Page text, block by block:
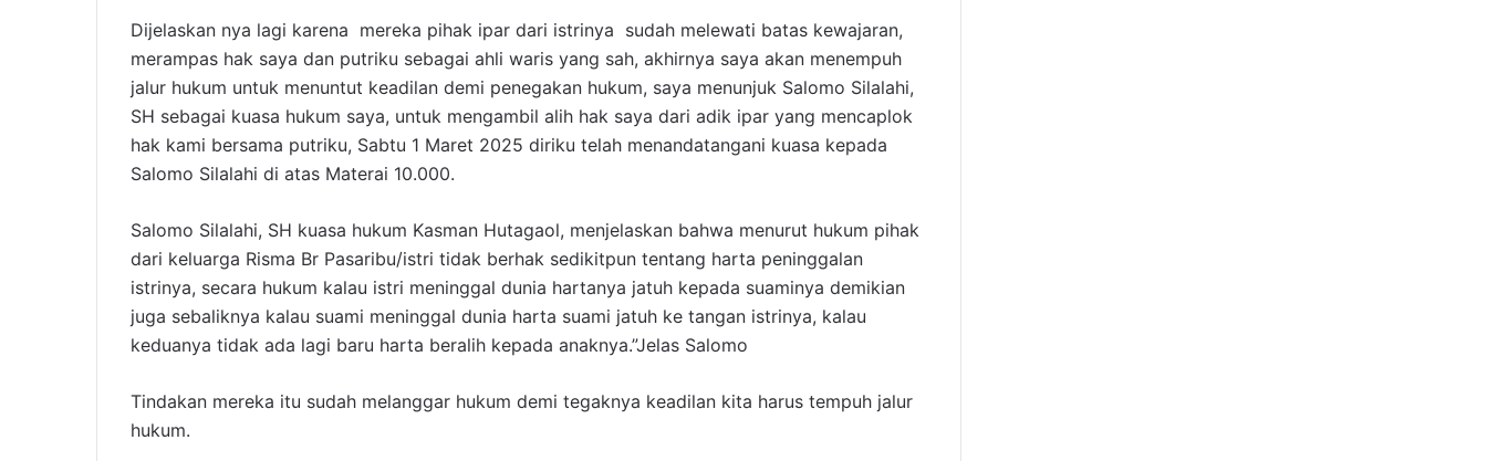
Dijelaskan nya lagi karena mereka pihak ipar dari istrinya sudah melewati batas kewajaran,
merampas hak saya dan putriku sebagai ahli waris yang sah, akhirnya saya akan menempuh
jalur hukum untuk menuntut keadilan demi penegakan hukum, saya menunjuk Salomo Silalahi,
SH sebagai kuasa hukum saya, untuk mengambil alih hak saya dari adik ipar yang mencaplok
hak kami bersama putriku, Sabtu 1 Maret 2025 diriku telah menandatangani kuasa kepada
Salomo Silalahi di atas Materai 10.000.
Salomo Silalahi, SH kuasa hukum Kasman Hutagaol, menjelaskan bahwa menurut hukum pihak
dari keluarga Risma Br Pasaribu/istri tidak berhak sedikitpun tentang harta peninggalan
istrinya, secara hukum kalau istri meninggal dunia hartanya jatuh kepada suaminya demikian
juga sebaliknya kalau suami meninggal dunia harta suami jatuh ke tangan istrinya, kalau
keduanya tidak ada lagi baru harta beralih kepada anaknya.”Jelas Salomo
Tindakan mereka itu sudah melanggar hukum demi tegaknya keadilan kita harus tempuh jalur
hukum.